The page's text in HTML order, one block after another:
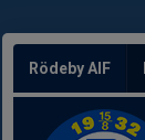
Rödeby AIF